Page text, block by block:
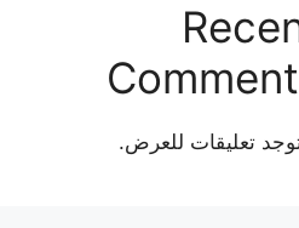
توجد تعليقات للعرض.